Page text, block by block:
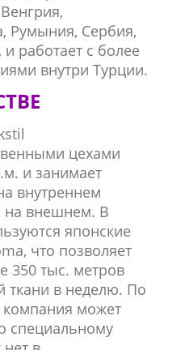
Румыния, Сербия,
работает с более
внутри Турции.
цехами
и занимает
внутреннем
на внешнем. В
японские
что позволяет
350 тыс. метров
ткани в неделю. По
может
специальному